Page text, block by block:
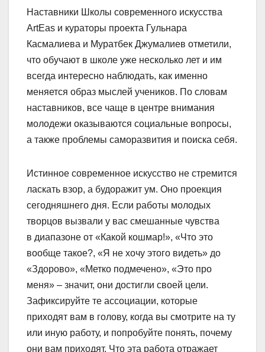
Наставники Школы современного искусства
ArtEas и кураторы проекта Гульнара
Касмалиева и Муратбек Джумалиев отметили,
что обучают в школе уже несколько лет и им
всегда интересно наблюдать, как именно
меняется образ мыслей учеников. По словам
наставников, все чаще в центре внимания
молодежи оказываются социальные вопросы,
а также проблемы саморазвития и поиска себя.
Истинное современное искусство не стремится
ласкать взор, а будоражит ум. Оно проекция
сегодняшнего дня. Если работы молодых
творцов вызвали у вас смешанные чувства
в диапазоне от «Какой кошмар!», «Что это
вообще такое?, «Я не хочу этого видеть» до
«Здорово», «Метко подмечено», «Это про
меня» – значит, они достигли своей цели.
Зафиксируйте те ассоциации, которые
приходят вам в голову, когда вы смотрите на ту
или иную работу, и попробуйте понять, почему
они вам приходят. Что эта работа отражает